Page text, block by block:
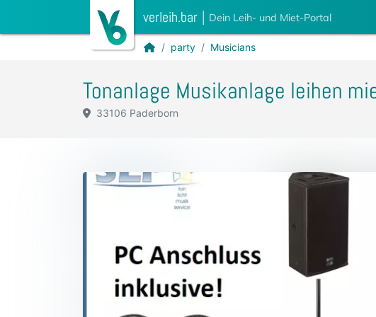
verleih.bar | Dein Leih- und Miet-Portal
party Musicians
Tonanlage Musikanlage leihen
33106 Paderborn